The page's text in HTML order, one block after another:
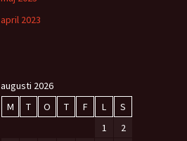
april 2023
augusti 2026
M
T O T F L
S
1
2